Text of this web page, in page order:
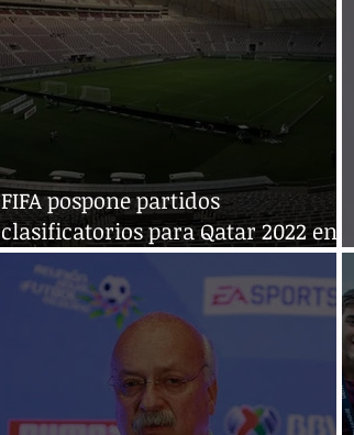
FIFA pospone partidos
clasificatorios para Qatar 2022 en
Asia por coronavirus